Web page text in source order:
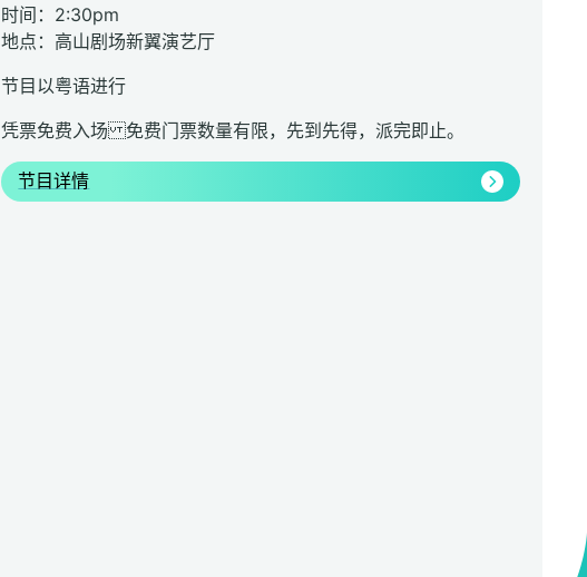
时间：2:30pm
地点：高山剧场新翼演艺厅
节目以粤语进行
凭票免费入场 免费门票数量有限，先到先得，派完即止。
节目详情